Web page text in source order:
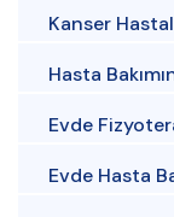
Kanser
Hasta
Evde
Evde Hasta